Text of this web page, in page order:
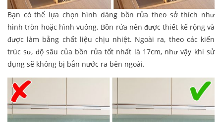
Bạn có thể lựa chọn hình dáng bồn rửa theo sở thích như
hình tròn hoặc hình vuông. Bồn rửa nên được thiết kế rộng và
được làm bằng chất liệu chịu nhiệt. Ngoài ra, theo các kiến
trúc sư, độ sâu của bồn rửa tốt nhất là 17cm, như vậy khi sử
dụng sẽ không bị bắn nước ra bên ngoài.